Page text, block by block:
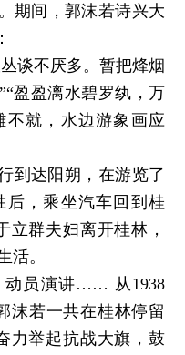
期间，郭沫若诗兴大
谈不厌多。暂把烽烟
盈盈漓水碧罗纨，万
就，水边游象画应
到达阳朔，在游览了
后，乘坐汽车回到桂
立群夫妇离开桂林，
活。
动员演讲…… 从1938
沫若一共在桂林停留
力举起抗战大旗，鼓